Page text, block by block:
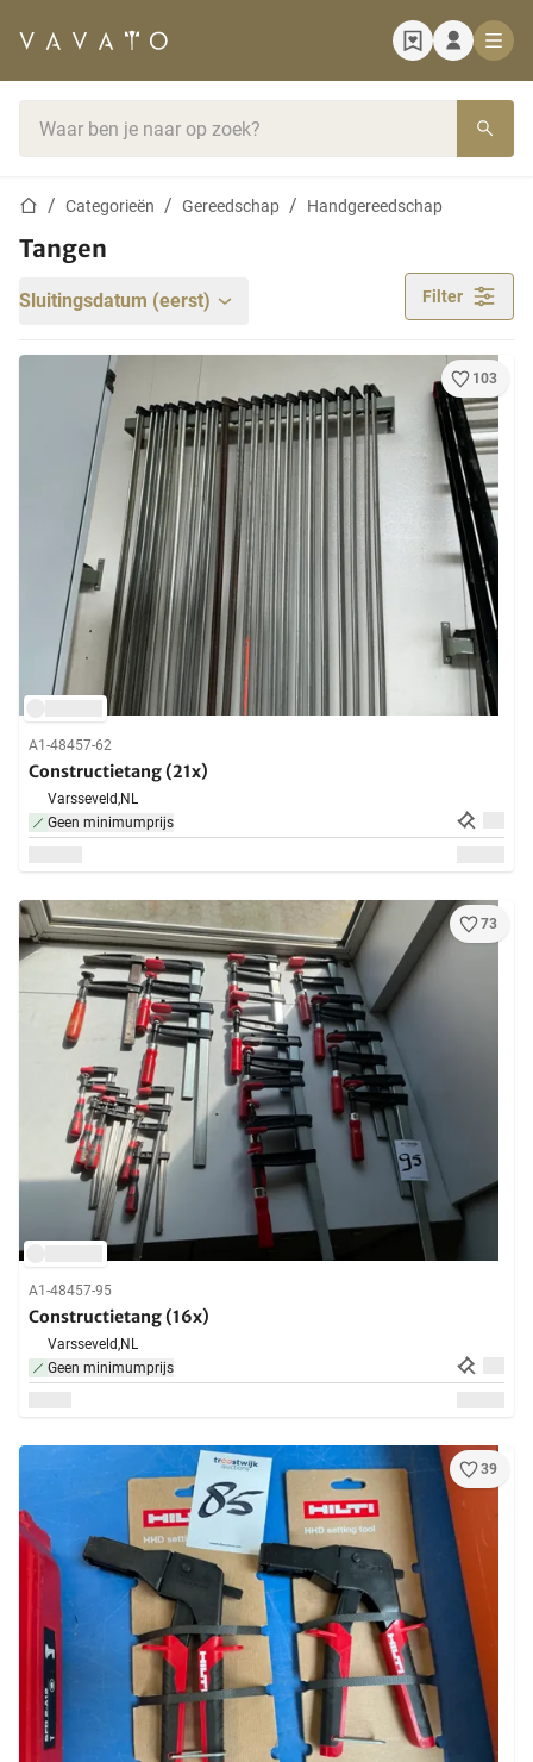
StartpaginaCategorieën Gereedschap Handgereedschap
Tangen
Sluitingsdatum (eerst) Filter
103
A1-48457-62
Constructietang (21x)
Varsseveld,NL
Geen minimumprijs
73
A1-48457-95
Constructietang (16x)
Varsseveld,NL
Geen minimumprijs
39